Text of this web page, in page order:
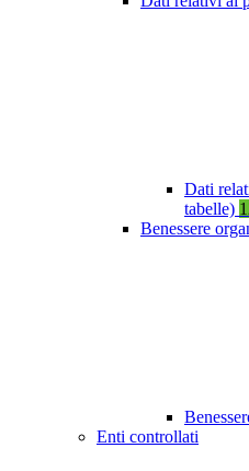
Dati
tabelle)
Benessere
Enti controllati